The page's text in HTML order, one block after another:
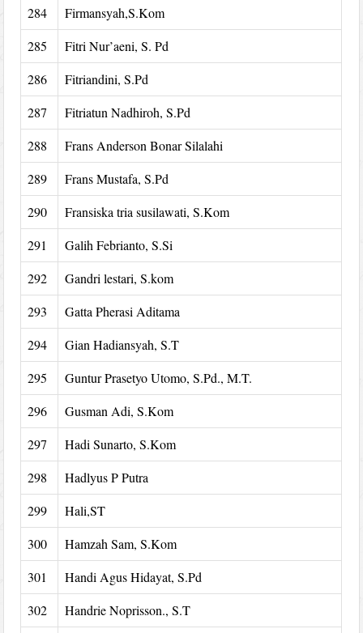
284
Firmansyah,S.Kom
285
Fitri Nur’aeni, S. Pd
286
Fitriandini, S.Pd
287
Fitriatun Nadhiroh, S.Pd
288
Frans Anderson Bonar Silalahi
289
Frans Mustafa, S.Pd
290
Fransiska tria susilawati, S.Kom
291
Galih Febrianto, S.Si
292
Gandri lestari, S.kom
293
Gatta Pherasi Aditama
294
Gian Hadiansyah, S.T
295
Guntur Prasetyo Utomo, S.Pd., M.T.
296
Gusman Adi, S.Kom
297
Hadi Sunarto, S.Kom
298
Hadlyus P Putra
299
Hali,ST
300
Hamzah Sam, S.Kom
301
Handi Agus Hidayat, S.Pd
302
Handrie Noprisson., S.T